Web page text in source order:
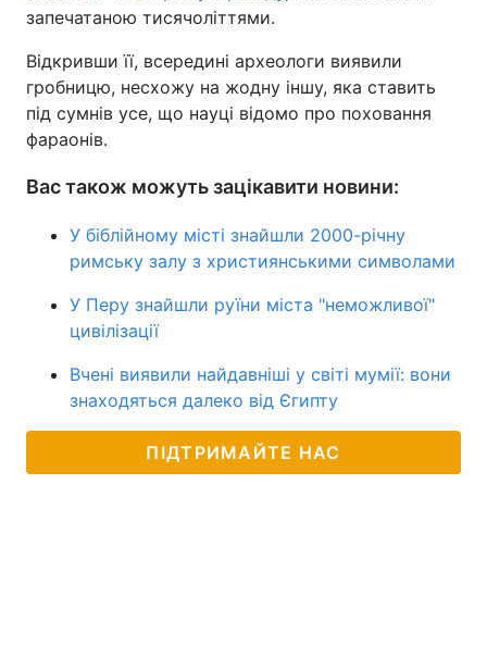
запечатаною тисячоліттями.
Відкривши її, всередині археологи виявили
гробницю, несхожу на жодну іншу, яка ставить
під сумнів усе, що науці відомо про поховання
фараонів.
Вас також можуть зацікавити новини:
У біблійному місті знайшли 2000-річну
римську залу з християнськими символами
У Перу знайшли руїни міста "неможливої"
цивілізації
Вчені виявили найдавніші у світі мумії: вони
знаходяться далеко від Єгипту
ПІДТРИМАЙТЕ НАС